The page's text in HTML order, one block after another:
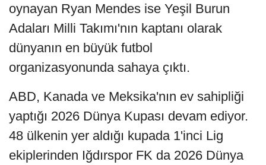
oynayan Ryan Mendes ise Yeşil Burun
Adaları Milli Takımı'nın kaptanı olarak
dünyanın en büyük futbol
organizasyonunda sahaya çıktı.
ABD, Kanada ve Meksika'nın ev sahipliği
yaptığı 2026 Dünya Kupası devam ediyor.
48 ülkenin yer aldığı kupada 1'inci Lig
ekiplerinden Iğdırspor FK da 2026 Dünya